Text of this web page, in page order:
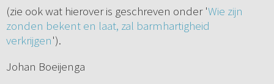
(zie ook wat hierover is geschreven onder 'Wie zijn
zonden bekent en laat, zal barmhartigheid
verkrijgen').
Johan Boeijenga